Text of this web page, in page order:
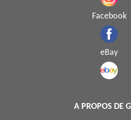
Facebook
eBay
A PROPOS DE